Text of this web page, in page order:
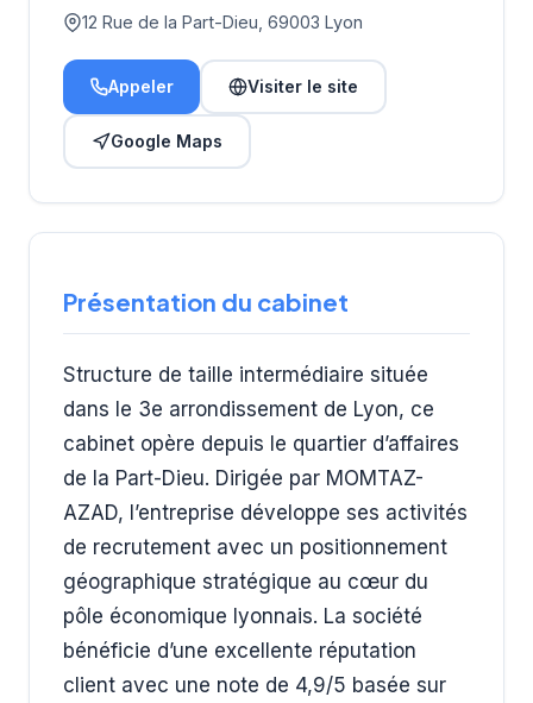
12 Rue de la Part-Dieu, 69003 Lyon
Appeler Visiter le site
Google Maps
Présentation du cabinet
Structure de taille intermédiaire située
dans le 3e arrondissement de Lyon, ce
cabinet opère depuis le quartier d’affaires
de la Part-Dieu. Dirigée par MOMTAZ-
AZAD, l’entreprise développe ses activités
de recrutement avec un positionnement
géographique stratégique au cœur du
pôle économique lyonnais. La société
bénéficie d’une excellente réputation
client avec une note de 4,9/5 basée sur